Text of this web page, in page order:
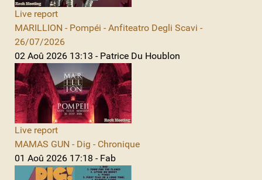
Live report
MARILLION - Pompéi - Anfiteatro Degli Scavi -
26/07/2026
02 Aoû 2026 13:13 - Patrice Du Houblon
Live report
MAMAS GUN - Dig - Chronique
01 Aoû 2026 17:18 - Fab